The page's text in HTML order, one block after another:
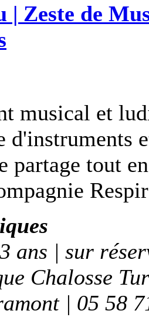
| Zeste de
musical et
d'instruments
partage tout
ans | sur
Chalosse
| 05 58